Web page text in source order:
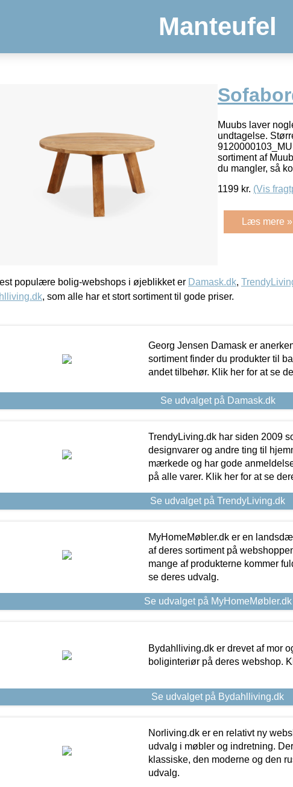
Manteufel
Muubs laver
undtagelse.
sortiment af
du mangler, så
1199 kr. (Vis
Læs mere »
populære bolig-webshops i øjeblikket er Damask.dk,
, som alle har et stort sortiment til gode priser.
Georg Jensen Damask er
sortiment finder du produkter til
andet tilbehør. Klik her for at se
Se udvalget på Damask.dk
TrendyLiving.dk har siden 2009
designvarer og andre ting til
mærkede og har gode
på alle varer. Klik her for at se
Se udvalget på TrendyLiving.dk
MyHomeMøbler.dk er en
af deres sortiment på
mange af produkterne kommer
se deres udvalg.
Se udvalget på MyHomeMøbler.dk
Bydahlliving.dk er drevet af mor
boliginteriør på deres webshop.
Se udvalget på Bydahlliving.dk
Norliving.dk er en relativt ny
udvalg i møbler og indretning.
klassiske, den moderne og den
udvalg.